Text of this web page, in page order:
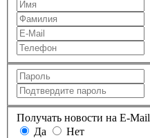
Получать новости на E-Mail
Да
Нет